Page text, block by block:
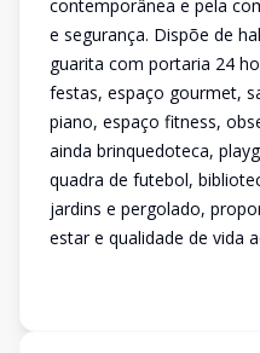
contemporânea e pela
e segurança. Dispõe de
guarita com portaria 24
festas, espaço gourmet,
piano, espaço fitness,
ainda brinquedoteca,
quadra de futebol,
jardins e pergolado,
estar e qualidade de vida